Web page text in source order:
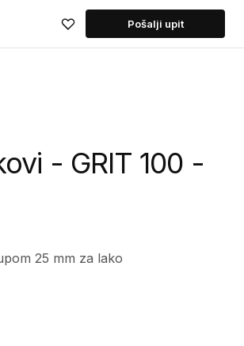
Pošalji upit
- GRIT 100 -
25 mm za lako